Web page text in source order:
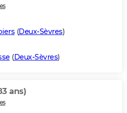
(Deux-Sèvres)
(Deux-Sèvres)
ans)